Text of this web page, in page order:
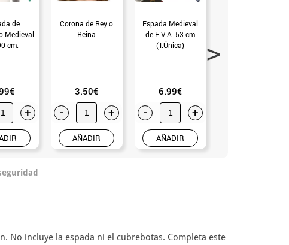
de
Medieval
cm.
+
Corona de Rey o
Reina
3.50€
- +
AÑADIR
Espada Medieval
de E.V.A. 53 cm
(T.Única)
6.99€
- +
AÑADIR
No incluye la espada ni el cubrebotas. Completa este